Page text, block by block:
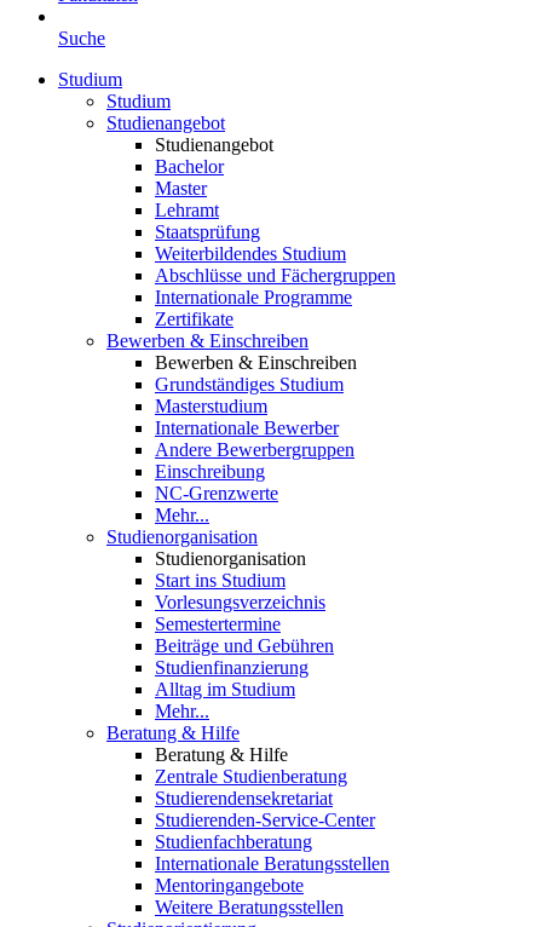
Suche
Studium
Studium
Studienangebot
Studienangebot
Bachelor
Master
Lehramt
Staatsprüfung
Weiterbildendes Studium
Abschlüsse und Fächergruppen
Internationale Programme
Zertifikate
Bewerben & Einschreiben
Bewerben & Einschreiben
Grundständiges Studium
Masterstudium
Internationale Bewerber
Andere Bewerbergruppen
Einschreibung
NC-Grenzwerte
Mehr...
Studienorganisation
Studienorganisation
Start ins Studium
Vorlesungsverzeichnis
Semestertermine
Beiträge und Gebühren
Studienfinanzierung
Alltag im Studium
Mehr...
Beratung & Hilfe
Beratung & Hilfe
Zentrale Studienberatung
Studierendensekretariat
Studierenden-Service-Center
Studienfachberatung
Internationale Beratungsstellen
Mentoringangebote
Weitere Beratungsstellen